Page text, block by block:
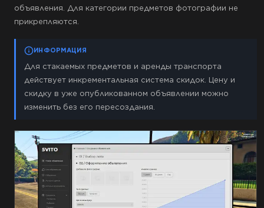
объявления. Для категории предметов фотографии не
прикрепляются.
ИНФОРМАЦИЯ
Для стакаемых предметов и аренды транспорта
действует инкрементальная система скидок. Цену и
скидку в уже опубликованном объявлении можно
изменить без его пересоздания.